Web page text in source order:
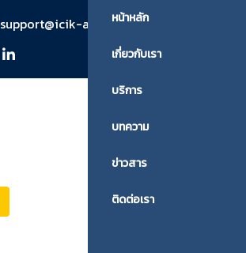
support@icik-academy.com
หน้าหลัก
เกี่ยวกับเรา
บริการ
บทความ
ข่าวสาร
ติดต่อเรา